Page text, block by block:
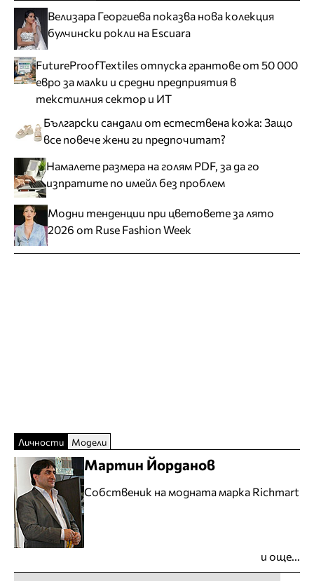
Велизара Георгиева показва нова колекция
булчински рокли на Escuara
FutureProofTextiles отпуска грантове от 50 000
евро за малки и средни предприятия в
текстилния сектор и ИТ
Български сандали от естествена кожа: Защо
все повече жени ги предпочитат?
Намалете размера на голям PDF, за да го
изпратите по имейл без проблем
Модни тенденции при цветовете за лято
2026 от Ruse Fashion Week
Личности Модели
Мартин Йорданов
Собственик на модната марка Richmart
и още...